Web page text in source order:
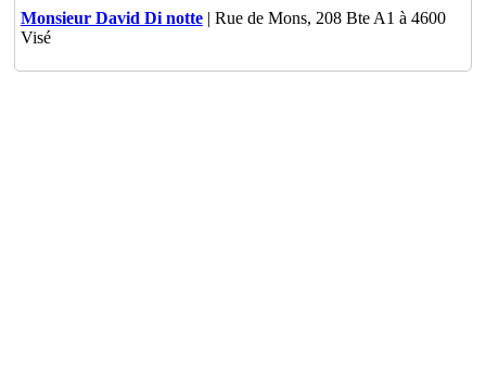
Monsieur David Di notte| Rue de Mons, 208 Bte A1 à 4600
Visé